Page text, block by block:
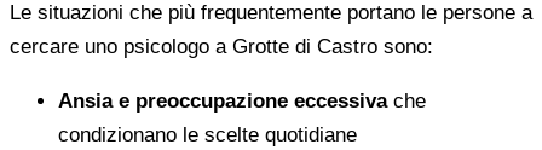
Le situazioni che più frequentemente portano le persone a
cercare uno psicologo a Grotte di Castro sono:
Ansia e preoccupazione eccessivache
condizionano le scelte quotidiane